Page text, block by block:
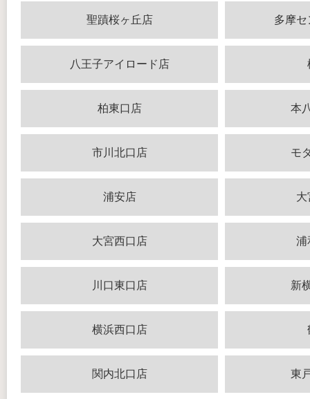
聖蹟桜ヶ丘店 多摩
八王子アイロード店
柏東口店 本
市川北口店 モ
浦安店 大
大宮西口店 浦
川口東口店 新
横浜西口店
関内北口店 東